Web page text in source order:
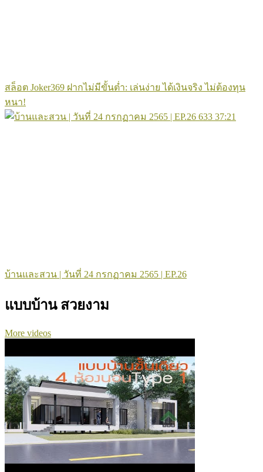
สล็อต Joker369 ฝากไม่มีขั้นต่ำ: เล่นง่าย ได้เงินจริง ไม่ต้องทุน
หนา!
633 37:21
บ้านและสวน | วันที่ 24 กรกฏาคม 2565 | EP.26
แบบบ้าน สวยงาม
More videos